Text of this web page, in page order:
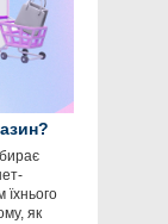
їхнього
як